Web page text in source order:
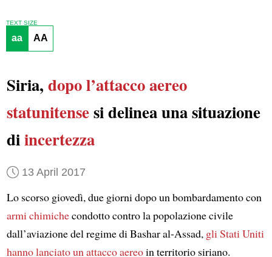
TEXT SIZE
aa AA
Siria, dopo l’attacco aereo
statunitensesi delinea una situazione
diincertezza
13 April 2017
Lo scorso giovedì, due giorni dopo un bombardamento con
armi chimichecondotto contro la popolazione civile
dall’aviazione del regime di Bashar al-Assad, gli Stati Uniti
hanno lanciato un attacco aereoin territorio siriano.